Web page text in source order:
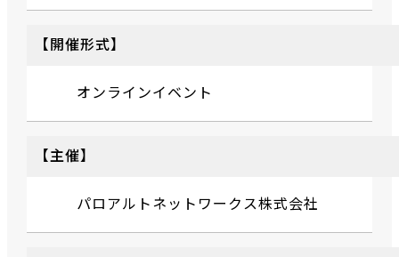
【開催形式】
オンラインイベント
【主催】
パロアルトネットワークス株式会社